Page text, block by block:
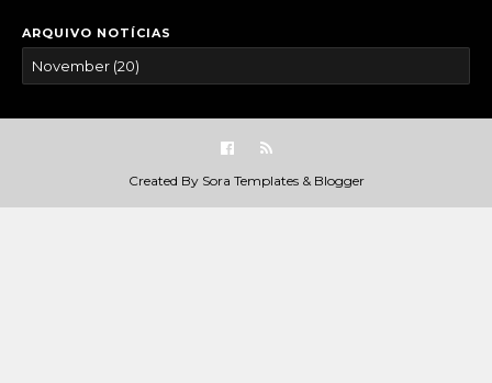
ARQUIVO NOTÍCIAS
Created By Sora Templates& Blogger